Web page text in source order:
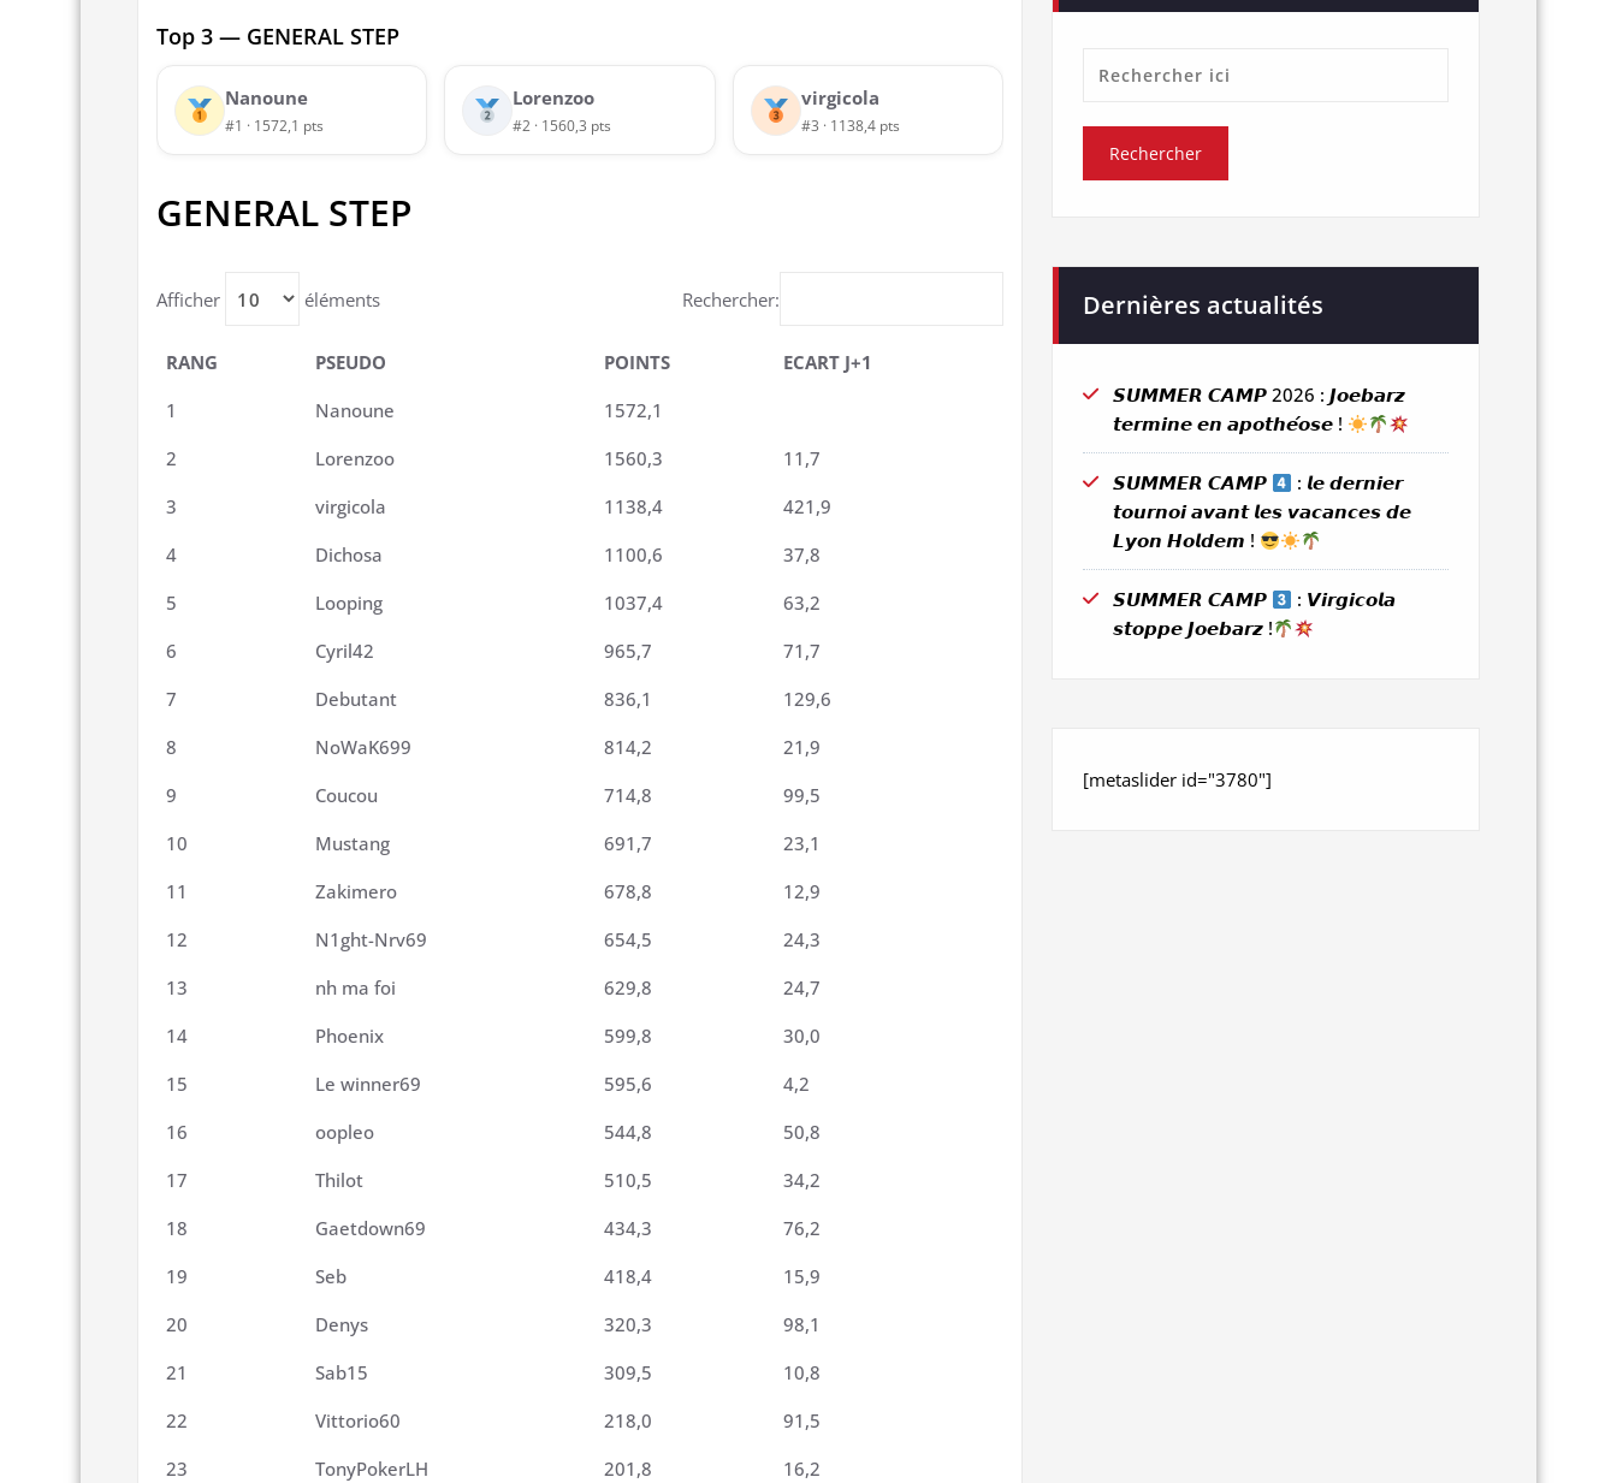
Top 3 — GENERAL STEP
Nanoune
#1 · 1572,1 pts
Lorenzoo
#2 · 1560,3 pts
virgicola
#3 · 1138,4 pts
GENERAL STEP
Afficher éléments Rechercher:
RANG PSEUDO POINTS
ECART J+1
1
Nanoune
1572,1
2
Lorenzoo 1560,3
11,7
3
virgicola 1138,4
421,9
4
Dichosa 1100,6
37,8
5
Looping 1037,4
63,2
6
Cyril42 965,7
71,7
7
Debutant 836,1
129,6
8
NoWaK699 814,2
21,9
9
Coucou 714,8
99,5
10
Mustang 691,7
23,1
11
Zakimero 678,8
12,9
12
N1ght-Nrv69 654,5
24,3
13
nh ma foi 629,8
24,7
14
Phoenix 599,8
30,0
15
Le winner69 595,6
4,2
16
oopleo 544,8
50,8
17
Thilot 510,5
34,2
18
Gaetdown69 434,3
76,2
19
Seb 418,4
15,9
20
Denys 320,3
98,1
21
Sab15 309,5
10,8
22
Vittorio60 218,0
91,5
23
TonyPokerLH 201,8
16,2
Dernières actualités
𝙎𝙐𝙈𝙈𝙀𝙍 𝘾𝘼𝙈𝙋 2026 : 𝙅𝙤𝙚𝙗𝙖𝙧𝙯
𝙩𝙚𝙧𝙢𝙞𝙣𝙚 𝙚𝙣 𝙖𝙥𝙤𝙩𝙝𝙚́𝙤𝙨𝙚 !
𝙎𝙐𝙈𝙈𝙀𝙍 𝘾𝘼𝙈𝙋
: 𝙡𝙚 𝙙𝙚𝙧𝙣𝙞𝙚𝙧
𝙩𝙤𝙪𝙧𝙣𝙤𝙞 𝙖𝙫𝙖𝙣𝙩 𝙡𝙚𝙨 𝙫𝙖𝙘𝙖𝙣𝙘𝙚𝙨 𝙙𝙚
𝙇𝙮𝙤𝙣 𝙃𝙤𝙡𝙙𝙚𝙢 !
𝙎𝙐𝙈𝙈𝙀𝙍 𝘾𝘼𝙈𝙋
: 𝙑𝙞𝙧𝙜𝙞𝙘𝙤𝙡𝙖
𝙨𝙩𝙤𝙥𝙥𝙚 𝙅𝙤𝙚𝙗𝙖𝙧𝙯 !
[metaslider id="3780"]